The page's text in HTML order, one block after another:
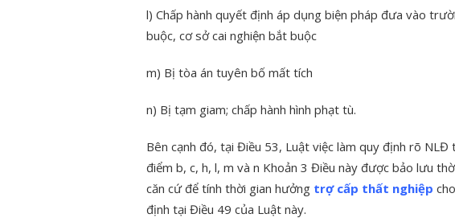
l) Chấp hành quyết định áp dụng biện pháp đưa vào
buộc, cơ sở cai nghiện bắt buộc
m) Bị tòa án tuyên bố mất tích
n) Bị tạm giam; chấp hành hình phạt tù.
Bên cạnh đó, tại Điều 53, Luật việc làm quy định rõ
điểm b, c, h, l, m và n Khoản 3 Điều này được bảo lưu
căn cứ để tính thời gian hưởng trợ cấp thất nghiệp
định tại Điều 49 của Luật này.